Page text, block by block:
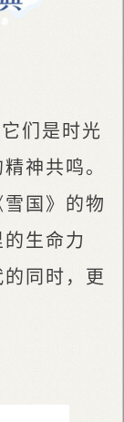
们是时光
神共鸣。
国》的物
生命力
同时，更